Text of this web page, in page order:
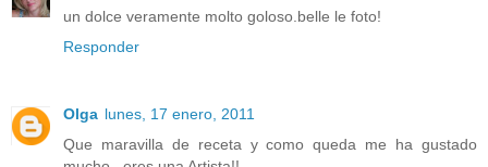
un dolce veramente molto goloso.belle le foto!
Responder
Olga lunes, 17 enero, 2011
Que maravilla de receta y como queda me ha gustado